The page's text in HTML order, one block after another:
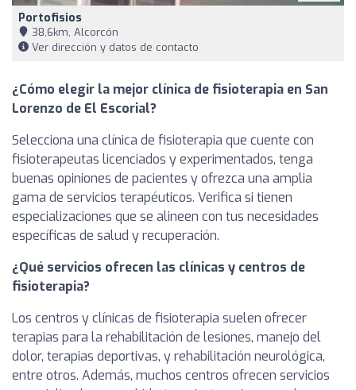
Portofisios
38,6km, Alcorcón
Ver dirección y datos de contacto
¿Cómo elegir la mejor clínica de fisioterapia en San
Lorenzo de El Escorial?
Selecciona una clínica de fisioterapia que cuente con
fisioterapeutas licenciados y experimentados, tenga
buenas opiniones de pacientes y ofrezca una amplia
gama de servicios terapéuticos. Verifica si tienen
especializaciones que se alineen con tus necesidades
específicas de salud y recuperación.
¿Qué servicios ofrecen las clínicas y centros de
fisioterapia?
Los centros y clínicas de fisioterapia suelen ofrecer
terapias para la rehabilitación de lesiones, manejo del
dolor, terapias deportivas, y rehabilitación neurológica,
entre otros. Además, muchos centros ofrecen servicios